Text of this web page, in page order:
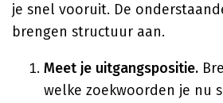
je snel vooruit. De
brengen structuur aan.
Meet je uitgangspositie.
welke zoekwoorden je nu